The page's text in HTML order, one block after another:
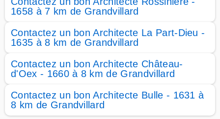
1658 à 7 km de Grandvillard
Contactez un bon Architecte La Part-Dieu -
1635 à 8 km de Grandvillard
Contactez un bon Architecte Château-
d'Oex - 1660 à 8 km de Grandvillard
Contactez un bon Architecte Bulle - 1631 à
8 km de Grandvillard